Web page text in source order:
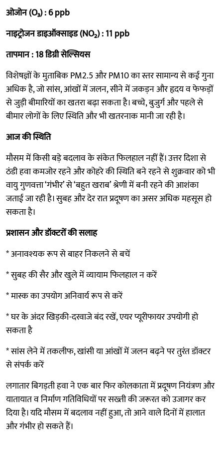
ओजोन (O₃) : 6 ppb
नाइट्रोजन डाइऑक्साइड (NO₂) : 11 ppb
तापमान : 18 डिग्री सेल्सियस
विशेषज्ञों के मुताबिक PM2.5 और PM10 का स्तर सामान्य से कई गुना
अधिक है, जो सांस, आंखों में जलन, सीने में जकड़न और हृदय व फेफड़ों
से जुड़ी बीमारियों का खतरा बढ़ा सकता है। बच्चे, बुजुर्ग और पहले से
बीमार लोगों के लिए स्थिति और भी खतरनाक मानी जा रही है।
आज की स्थिति
मौसम में किसी बड़े बदलाव के संकेत फिलहाल नहीं हैं। उत्तर दिशा से
ठंडी हवा कमजोर रहने और कोहरे की स्थिति बने रहने से शुक्रवार को भी
वायु गुणवत्ता ‘गंभीर’ से ‘बहुत खराब’ श्रेणी में बनी रहने की आशंका
जताई जा रही है। सुबह और देर रात प्रदूषण का असर अधिक महसूस हो
सकता है।
प्रशासन और डॉक्टरों की सलाह
* अनावश्यक रूप से बाहर निकलने से बचें
* सुबह की सैर और खुले में व्यायाम फिलहाल न करें
* मास्क का उपयोग अनिवार्य रूप से करें
* घर के अंदर खिड़की-दरवाजे बंद रखें, एयर प्यूरीफायर उपयोगी हो
सकता है
* सांस लेने में तकलीफ, खांसी या आंखों में जलन बढ़ने पर तुरंत डॉक्टर
से संपर्क करें
लगातार बिगड़ती हवा ने एक बार फिर कोलकाता में प्रदूषण नियंत्रण और
यातायात व निर्माण गतिविधियों पर सख्ती की जरूरत को उजागर कर
दिया है। यदि मौसम में बदलाव नहीं हुआ, तो आने वाले दिनों में हालात
और गंभीर हो सकते हैं।